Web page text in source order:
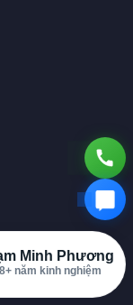
Minh Phương
dự án/khách hàng